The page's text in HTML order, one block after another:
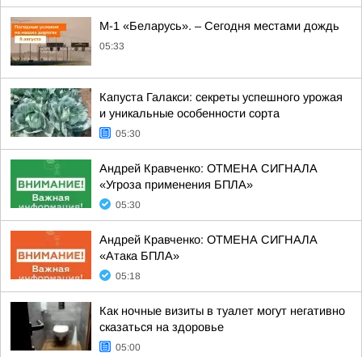
М-1 «Беларусь». – Сегодня местами дождь
05:33
Капуста Галакси: секреты успешного урожая
и уникальные особенности сорта
05:30
Андрей Кравченко: ОТМЕНА СИГНАЛА
«Угроза применения БПЛА»
05:30
Андрей Кравченко: ОТМЕНА СИГНАЛА
«Атака БПЛА»
05:18
Как ночные визиты в туалет могут негативно
сказаться на здоровье
05:00